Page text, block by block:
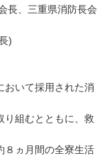
、三重県消防長会
)
いて採用された消
組むとともに、救
ヵ月間の全寮生活